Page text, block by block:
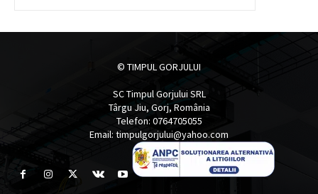
© TIMPUL GORJULUI
SC Timpul Gorjului SRL
Târgu Jiu, Gorj, România
Telefon: 0764705055
Email: timpulgorjului@yahoo.com